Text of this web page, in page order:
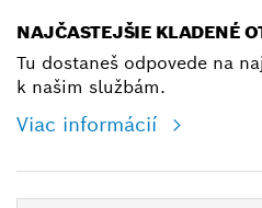
NAJČASTEJŠIE KLADENÉ
Tu dostaneš odpovede na
k našim službám.
Viac informácií